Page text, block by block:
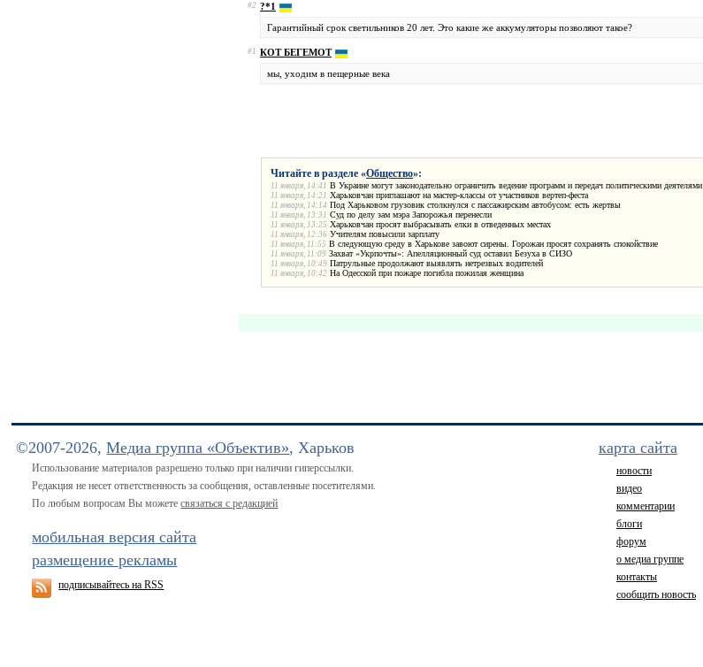
#2 ?*1
Гарантийный срок светильников 20 лет. Это какие же аккумуляторы позволяют такое?
#1 КОТ БЕГЕМОТ
мы, уходим в пещерные века
Читайте в разделе «Общество»:
11 января, 14:41 В Украине могут законодательно ограничить ведение программ и передач политическими деятелями
11 января, 14:21 Харьковчан приглашают на мастер-классы от участников вертеп-феста
11 января, 14:14 Под Харьковом грузовик столкнулся с пассажирским автобусом: есть жертвы
11 января, 13:31 Суд по делу зам мэра Запорожья перенесли
11 января, 13:25 Харьковчан просят выбрасывать елки в отведенных местах
11 января, 12:36 Учителям повысили зарплату
11 января, 11:55 В следующую среду в Харькове завоют сирены. Горожан просят сохранять спокойствие
11 января, 11:09 Захват «Укрпочты»: Апелляционный суд оставил Безуха в СИЗО
11 января, 10:49 Патрульные продолжают выявлять нетрезвых водителей
11 января, 10:42 На Одесской при пожаре погибла пожилая женщина
©2007-2026,Медиа группа «Объектив», Харьков
Использование материалов разрешено только при наличии гиперссылки.
Редакция не несет ответственность за сообщения, оставленные посетителями.
По любым вопросам Вы можетесвязаться с редакцией
мобильная версия сайта
размещение рекламы
подписывайтесь на RSS
карта сайта
новости
видео
комментарии
блоги
форум
о медиа группе
контакты
сообщить новость